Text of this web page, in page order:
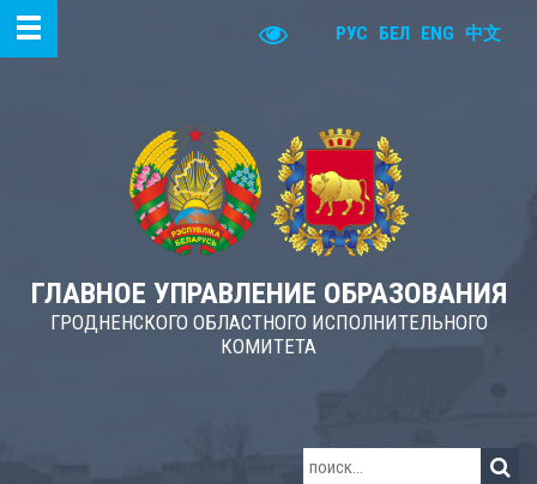
РУС БЕЛ ENG 中文
ГЛАВНОЕ УПРАВЛЕНИЕ ОБРАЗОВАНИЯ
ГРОДНЕНСКОГО ОБЛАСТНОГО ИСПОЛНИТЕЛЬНОГО
КОМИТЕТА